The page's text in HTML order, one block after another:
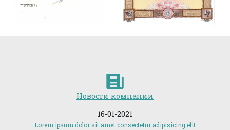
Новости компании
16-01-2021
Lorem ipsum dolor sit amet consectetur adipisicing elit.